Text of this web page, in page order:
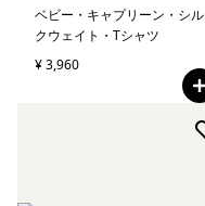
ベビー・キャプリーン・シル
クウェイト・Tシャツ
¥ 3,960